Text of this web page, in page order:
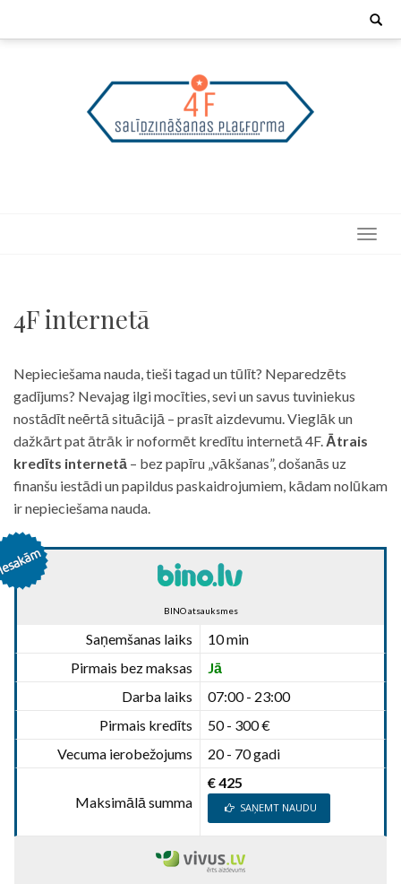
Search
4F internetā
Nepieciešama nauda, tieši tagad un tūlīt? Neparedzēts
gadījums? Nevajag ilgi mocīties, sevi un savus tuviniekus
nostādīt neērtā situācijā – prasīt aizdevumu. Vieglāk un
dažkārt pat ātrāk ir noformēt kredītu internetā 4F. Ātrais
kredīts internetā – bez papīru „vākšanas”, došanās uz
finanšu iestādi un papildus paskaidrojumiem, kādam nolūkam
ir nepieciešama nauda.
BINO atsauksmes
Saņemšanas laiks
10 min
Pirmais bez maksas
Jā
Darba laiks
07:00 - 23:00
Pirmais kredīts
50 - 300 €
Vecuma ierobežojums
20 - 70 gadi
Maksimālā summa
€ 425
SAŅEMT NAUDU